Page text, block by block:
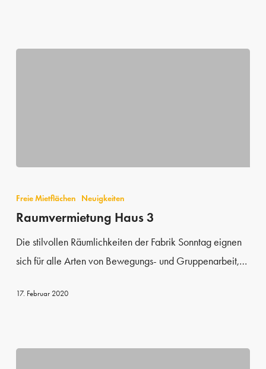
Haus
3
Freie Mietflächen Neuigkeiten
Raumvermietung Haus 3
Die stilvollen Räumlichkeiten der Fabrik Sonntag eignen
sich für alle Arten von Bewegungs- und Gruppenarbeit,…
17. Februar 2020